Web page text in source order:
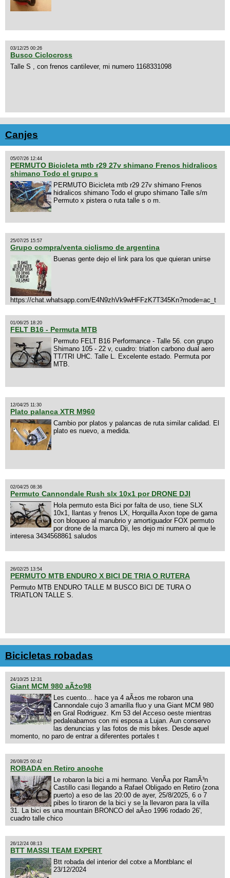
03/12/25 00:26
Busco Ciclocross
Talle S , con frenos cantilever, mi numero 1168331098
Canjes
05/07/26 12:44
PERMUTO Bicicleta mtb r29 27v shimano Frenos hidralicos
shimano Todo el grupo s
PERMUTO Bicicleta mtb r29 27v shimano Frenos
hidralicos shimano Todo el grupo shimano Talle s/m
Permuto x pistera o ruta talle s o m.
25/07/25 15:57
Grupo compra/venta ciclismo de argentina
Buenas gente dejo el link para los que quieran unirse
https://chat.whatsapp.com/E4N9zhVk9wHFFzK7T345Kn?mode=ac_t
01/06/25 18:20
FELT B16 - Permuta MTB
Permuto FELT B16 Performance - Talle 56. con grupo
Shimano 105 - 22 v, cuadro: triatlon carbono dual aero
TT/TRI UHC. Talle L. Excelente estado. Permuta por
MTB.
12/04/25 11:30
Plato palanca XTR M960
Cambio por platos y palancas de ruta similar calidad. El
plato es nuevo, a medida.
02/04/25 08:36
Permuto Cannondale Rush slx 10x1 por DRONE DJI
Hola permuto esta Bici por falta de uso, tiene SLX
10x1, llantas y frenos LX, Horquilla Axon tope de gama
con bloqueo al manubrio y amortiguador FOX permuto
por drone de la marca Dji, les dejo mi numero al que le
interesa 3434568861 saludos
26/02/25 13:54
PERMUTO MTB ENDURO X BICI DE TRIA O RUTERA
Permuto MTB ENDURO TALLE M BUSCO BICI DE TURA O
TRIATLON TALLE S.
Bicicletas robadas
24/10/25 12:31
Giant MCM 980 aÃ±o98
Les cuento... hace ya 4 aÃ±os me robaron una
Cannondale cujo 3 amarilla fluo y una Giant MCM 980
en Gral Rodriguez. Km 53 del Acceso oeste mientras
pedaleabamos con mi esposa a Lujan. Aun conservo
las denuncias y las fotos de mis bikes. Desde aquel
momento, no paro de entrar a diferentes portales t
26/08/25 00:42
ROBADA en Retiro anoche
Le robaron la bici a mi hermano. VenÃ­a por RamÃ³n
Castillo casi llegando a Rafael Obligado en Retiro (zona
puerto) a eso de las 20:00 de ayer, 25/8/2025, 6 o 7
pibes lo tiraron de la bici y se la llevaron para la villa
31. La bici es una mountain BRONCO del aÃ±o 1996 rodado 26',
cuadro talle chico
26/12/24 08:13
BTT MASSI TEAM EXPERT
Btt robada del interior del cotxe a Montblanc el
23/12/2024